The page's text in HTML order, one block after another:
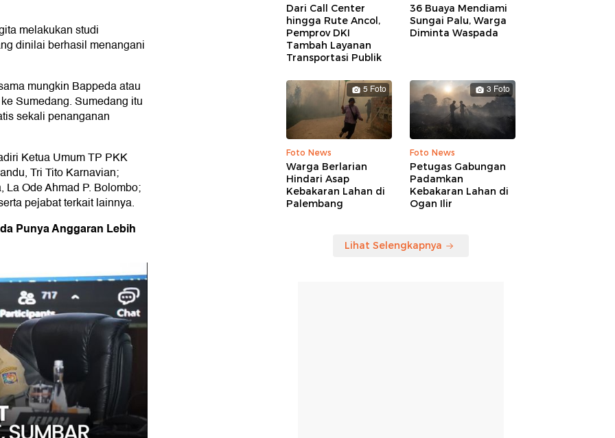
melakukan studi
dinilai berhasil menangani
mungkin Bappeda atau
Sumedang. Sumedang itu
sekali penanganan
Ketua Umum TP PKK
Tri Tito Karnavian;
Ode Ahmad P. Bolombo;
pejabat terkait lainnya.
Punya Anggaran Lebih
Dari Call Center
hingga Rute Ancol,
Pemprov DKI
Tambah Layanan
Transportasi Publik
36 Buaya Mendiami
Sungai Palu, Warga
Diminta Waspada
5 Foto
Foto News
Warga Berlarian
Hindari Asap
Kebakaran Lahan di
Palembang
3 Foto
Foto News
Petugas Gabungan
Padamkan
Kebakaran Lahan di
Ogan Ilir
Lihat Selengkapnya